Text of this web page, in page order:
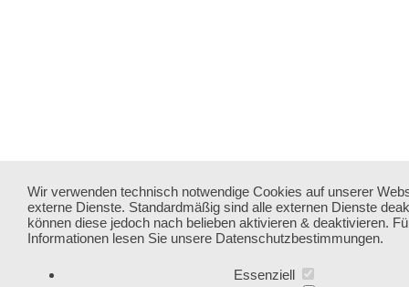
Wir verwenden technisch notwendige Cookies auf unserer
externe Dienste. Standardmäßig sind alle externen Dienste
können diese jedoch nach belieben aktivieren & deaktivieren.
Informationen lesen Sie unsere Datenschutzbestimmungen.
Essenziell